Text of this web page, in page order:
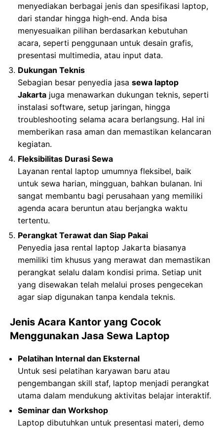
menyediakan berbagai jenis dan spesifikasi laptop,
dari standar hingga high-end. Anda bisa
menyesuaikan pilihan berdasarkan kebutuhan
acara, seperti penggunaan untuk desain grafis,
presentasi multimedia, atau input data.
Dukungan Teknis
Sebagian besar penyedia jasa sewa laptop
Jakarta juga menawarkan dukungan teknis, seperti
instalasi software, setup jaringan, hingga
troubleshooting selama acara berlangsung. Hal ini
memberikan rasa aman dan memastikan kelancaran
kegiatan.
Fleksibilitas Durasi Sewa
Layanan rental laptop umumnya fleksibel, baik
untuk sewa harian, mingguan, bahkan bulanan. Ini
sangat membantu bagi perusahaan yang memiliki
agenda acara beruntun atau berjangka waktu
tertentu.
Perangkat Terawat dan Siap Pakai
Penyedia jasa rental laptop Jakarta biasanya
memiliki tim khusus yang merawat dan memastikan
perangkat selalu dalam kondisi prima. Setiap unit
yang disewakan telah melalui proses pengecekan
agar siap digunakan tanpa kendala teknis.
Jenis Acara Kantor yang Cocok
Menggunakan Jasa Sewa Laptop
Pelatihan Internal dan Eksternal
Untuk sesi pelatihan karyawan baru atau
pengembangan skill staf, laptop menjadi perangkat
utama dalam mendukung aktivitas belajar interaktif.
Seminar dan Workshop
Laptop dibutuhkan untuk presentasi materi, demo